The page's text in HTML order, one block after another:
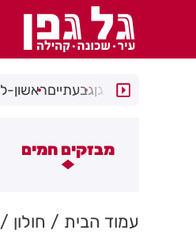
רמת גןגבעתייםראשון-
מבזקים חמים
פצוע בהתהפכות רכב בכניסה לאזור
עמוד הבית חולון